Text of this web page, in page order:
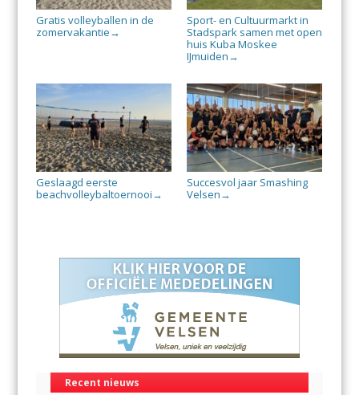
Gratis volleyballen in de
zomervakantie →
Sport- en Cultuurmarkt in
Stadspark samen met open
huis Kuba Moskee
IJmuiden →
Geslaagd eerste
beachvolleybaltoernooi →
Succesvol jaar Smashing
Velsen →
Recent nieuws